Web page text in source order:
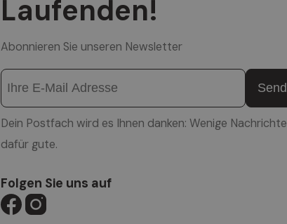
Laufenden!
Abonnieren Sie unseren Newsletter
Dein Postfach wird es Ihnen danken: Wenige
dafür gute.
Folgen Sie uns auf